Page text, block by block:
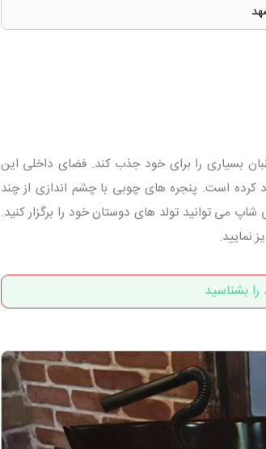
بسیاری را برای خود جذب کند. فضای داخلی این
است. پنجره های چوبی با چشم اندازی از چند
می توانید تولد های دوستان خود را برگزار کنید.
نمایید.
بشناسید